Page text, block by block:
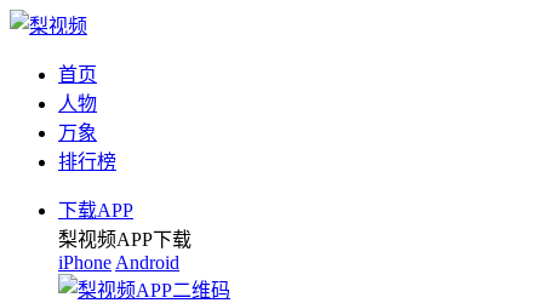
首页
人物
万象
排行榜
下载APP
梨视频APP下载
iPhone Android